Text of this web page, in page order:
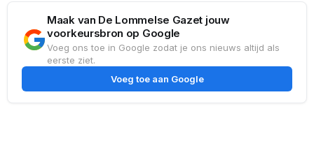
Maak van De Lommelse Gazet jouw
voorkeursbron op Google
Voeg ons toe in Google zodat je ons nieuws altijd als
eerste ziet.
Voeg toe aan Google